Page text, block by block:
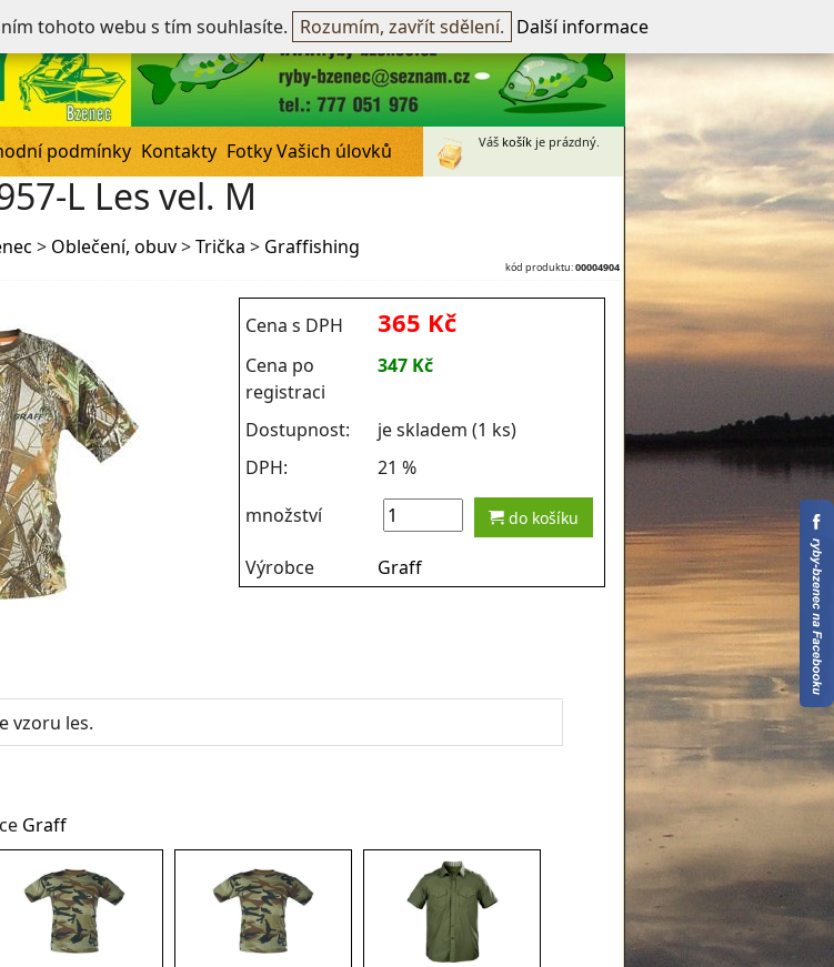
Nepřihlášen -přihlásit~Registrovat
podmínky Kontakty Fotky Vašich úlovků Váš košík je prázdný.
L Les vel. M
> Oblečení, obuv>Trička > Graffishing
kód produktu:00004904
Cena s DPH 365 Kč
Cena po
registraci
347 Kč
Dostupnost:
je skladem (1 ks)
DPH:
21 %
množství
do košíku
Výrobce Graff
vzoru les.
Graff
tohoto webu s tím souhlasíte. Rozumím, zavřít sdělení. Další informace